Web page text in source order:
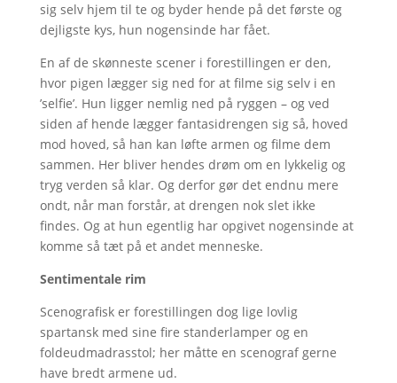
sig selv hjem til te og byder hende på det første og
dejligste kys, hun nogensinde har fået.
En af de skønneste scener i forestillingen er den,
hvor pigen lægger sig ned for at filme sig selv i en
’selfie’. Hun ligger nemlig ned på ryggen – og ved
siden af hende lægger fantasidrengen sig så, hoved
mod hoved, så han kan løfte armen og filme dem
sammen. Her bliver hendes drøm om en lykkelig og
tryg verden så klar. Og derfor gør det endnu mere
ondt, når man forstår, at drengen nok slet ikke
findes. Og at hun egentlig har opgivet nogensinde at
komme så tæt på et andet menneske.
Sentimentale rim
Scenografisk er forestillingen dog lige lovlig
spartansk med sine fire standerlamper og en
foldeudmadrasstol; her måtte en scenograf gerne
have bredt armene ud.